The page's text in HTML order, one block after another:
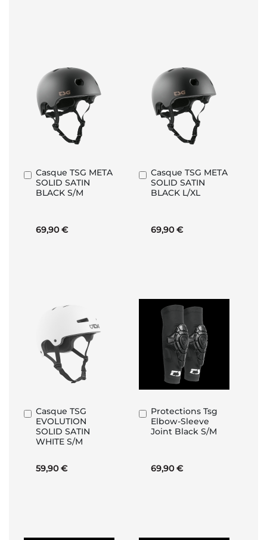
Casque TSG META
SOLID SATIN
BLACK S/M
69,90 €
Ajouter
au
panier
Casque TSG META
SOLID SATIN
BLACK L/XL
69,90 €
Ajouter
au
panier
Casque TSG
EVOLUTION
SOLID SATIN
WHITE S/M
59,90 €
Ajouter
au
panier
Protections Tsg
Elbow-Sleeve
Joint Black S/M
69,90 €
Ajouter
au
panier